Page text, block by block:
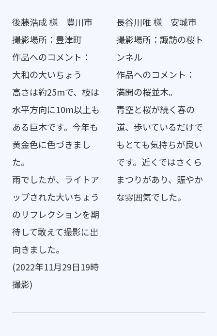
後藤浩成 様 豊川市
撮影場所：豊津町
作品へのコメント：
大和の大いちょう
高さは約25mで、枝は
水平方向に10m以上も
ある巨木です。今年も
黄金色に色づきまし
た。
雨でしたが、ライトア
ップされた大いちょう
のリフレクションを期
待して敢えて撮影に出
向きました。
(2022年11月29日19時
撮影)
長谷川唯 様 安城市
撮影場所：諏訪の桜ト
ンネル
作品へのコメント：
満開の桜並木。
青空と桜が続く春の
道、歩いているだけで
もとても気持ちが良い
です。近くではさくら
まつりがあり、賑やか
な雰囲気でした。